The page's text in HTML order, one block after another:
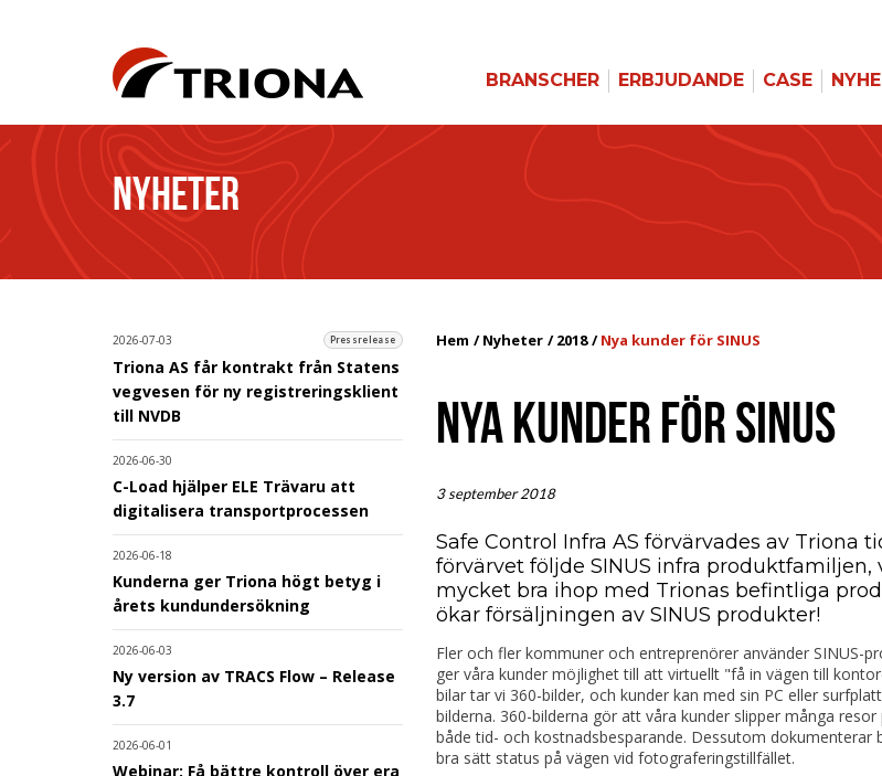
BRANSCHER ERBJUDANDE CASE
NYHETER
2026-07-03 Pressrelease
Triona AS får kontrakt från Statens
vegvesen för ny registreringsklient
till NVDB
2026-06-30
C-Load hjälper ELE Trävaru att
digitalisera transportprocessen
2026-06-18
Kunderna ger Triona högt betyg i
årets kundundersökning
2026-06-03
Ny version av TRACS Flow – Release
3.7
2026-06-01
Webinar: Få bättre kontroll över era
Hem Nyheter 2018 Nya kunder för SINUS
NYA KUNDER FÖR SINUS
3 september 2018
Safe Control Infra AS förvärvades av Triona
förvärvet följde SINUS infra produktfamiljen,
mycket bra ihop med Trionas befintliga
ökar försäljningen av SINUS produkter!
Fler och fler kommuner och entreprenörer använder SINUS-
ger våra kunder möjlighet till att virtuellt "få in vägen till
bilar tar vi 360-bilder, och kunder kan med sin PC eller
bilderna. 360-bilderna gör att våra kunder slipper många resor
både tid- och kostnadsbesparande. Dessutom dokumenterar
bra sätt status på vägen vid fotograferingstillfället.